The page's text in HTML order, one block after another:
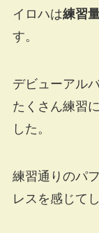
イロハは練習
す。
デビューアル
たくさん練習
した。
練習通りのパ
レスを感じて